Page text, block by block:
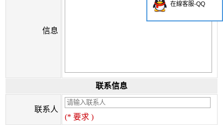
信息
联系信息
联系人
(* 要求 )
在線客服-QQ